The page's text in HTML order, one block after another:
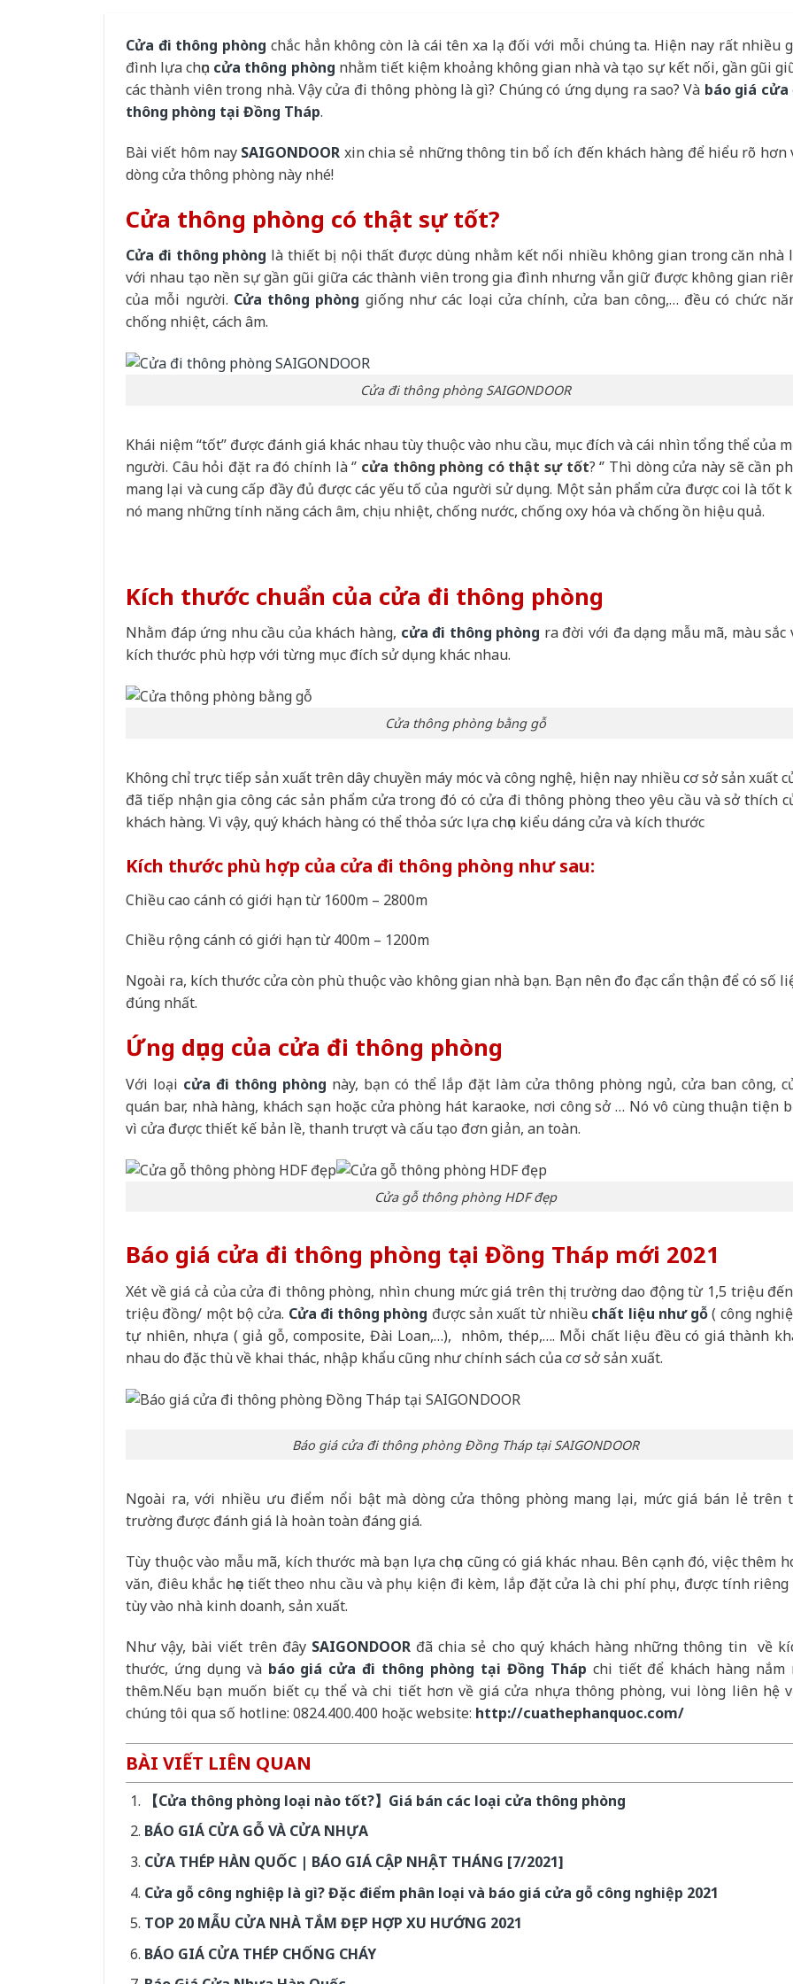
Cửa đi thông phòng chắc hẳn không còn là cái tên xa lạ đối với mỗi chúng ta. Hiện nay rất nhiều
đình lựa chọn cửa thông phòng nhằm tiết kiệm khoảng không gian nhà và tạo sự kết nối, gần gũi
các thành viên trong nhà. Vậy cửa đi thông phòng là gì? Chúng có ứng dụng ra sao? Và báo giá cửa
thông phòng tại Đồng Tháp.
Bài viết hôm nay SAIGONDOOR xin chia sẻ những thông tin bổ ích đến khách hàng để hiểu rõ hơn
dòng cửa thông phòng này nhé!
Cửa thông phòng có thật sự tốt?
Cửa đi thông phòng là thiết bị nội thất được dùng nhằm kết nối nhiều không gian trong căn nhà
với nhau tạo nền sự gần gũi giữa các thành viên trong gia đình nhưng vẫn giữ được không gian
của mỗi người. Cửa thông phòng giống như các loại cửa chính, cửa ban công,… đều có chức
chống nhiệt, cách âm.
Cửa đi thông phòng SAIGONDOOR
Khái niệm “tốt” được đánh giá khác nhau tùy thuộc vào nhu cầu, mục đích và cái nhìn tổng thể của
người. Câu hỏi đặt ra đó chính là ‘’ cửa thông phòng có thật sự tốt? ‘’ Thì dòng cửa này sẽ cần
mang lại và cung cấp đầy đủ được các yếu tố của người sử dụng. Một sản phẩm cửa được coi là tốt
nó mang những tính năng cách âm, chịu nhiệt, chống nước, chống oxy hóa và chống ồn hiệu quả.
Kích thước chuẩn của cửa đi thông phòng
Nhằm đáp ứng nhu cầu của khách hàng, cửa đi thông phòng ra đời với đa dạng mẫu mã, màu sắc
kích thước phù hợp với từng mục đích sử dụng khác nhau.
Cửa thông phòng bằng gỗ
Không chỉ trực tiếp sản xuất trên dây chuyền máy móc và công nghệ, hiện nay nhiều cơ sở sản xuất
đã tiếp nhận gia công các sản phẩm cửa trong đó có cửa đi thông phòng theo yêu cầu và sở thích
khách hàng. Vì vậy, quý khách hàng có thể thỏa sức lựa chọn kiểu dáng cửa và kích thước
Kích thước phù hợp của cửa đi thông phòng như sau:
Chiều cao cánh có giới hạn từ 1600m – 2800m
Chiều rộng cánh có giới hạn từ 400m – 1200m
Ngoài ra, kích thước cửa còn phù thuộc vào không gian nhà bạn. Bạn nên đo đạc cẩn thận để có số
đúng nhất.
Ứng dụng của cửa đi thông phòng
Với loại cửa đi thông phòng này, bạn có thể lắp đặt làm cửa thông phòng ngủ, cửa ban công,
quán bar, nhà hàng, khách sạn hoặc cửa phòng hát karaoke, nơi công sở … Nó vô cùng thuận tiện
vì cửa được thiết kế bản lề, thanh trượt và cấu tạo đơn giản, an toàn.
Cửa gỗ thông phòng HDF đẹp
Báo giá cửa đi thông phòng tại Đồng Tháp mới 2021
Xét về giá cả của cửa đi thông phòng, nhìn chung mức giá trên thị trường dao động từ 1,5 triệu
triệu đồng/ một bộ cửa. Cửa đi thông phòng được sản xuất từ nhiều chất liệu như gỗ( công
tự nhiên, nhựa ( giả gỗ, composite, Đài Loan,…), nhôm, thép,…. Mỗi chất liệu đều có giá thành
nhau do đặc thù về khai thác, nhập khẩu cũng như chính sách của cơ sở sản xuất.
Báo giá cửa đi thông phòng Đồng Tháp tại SAIGONDOOR
Ngoài ra, với nhiều ưu điểm nổi bật mà dòng cửa thông phòng mang lại, mức giá bán lẻ trên
trường được đánh giá là hoàn toàn đáng giá.
Tùy thuộc vào mẫu mã, kích thước mà bạn lựa chọn cũng có giá khác nhau. Bên cạnh đó, việc thêm
văn, điêu khắc họa tiết theo nhu cầu và phụ kiện đi kèm, lắp đặt cửa là chi phí phụ, được tính riêng
tùy vào nhà kinh doanh, sản xuất.
Như vậy, bài viết trên đây SAIGONDOORđã chia sẻ cho quý khách hàng những thông tin về
thước, ứng dụng và báo giá cửa đi thông phòng tại Đồng Tháp chi tiết để khách hàng nắm
thêm.Nếu bạn muốn biết cụ thể và chi tiết hơn về giá cửa nhựa thông phòng, vui lòng liên hệ
chúng tôi qua số hotline: 0824.400.400 hoặc website: http://cuathephanquoc.com/
BÀI VIẾT LIÊN QUAN
【Cửa thông phòng loại nào tốt?】Giá bán các loại cửa thông phòng
BÁO GIÁ CỬA GỖ VÀ CỬA NHỰA
CỬA THÉP HÀN QUỐC | BÁO GIÁ CẬP NHẬT THÁNG [7/2021]
Cửa gỗ công nghiệp là gì? Đặc điểm phân loại và báo giá cửa gỗ công nghiệp 2021
TOP 20 MẪU CỬA NHÀ TẮM ĐẸP HỢP XU HƯỚNG 2021
BÁO GIÁ CỬA THÉP CHỐNG CHÁY